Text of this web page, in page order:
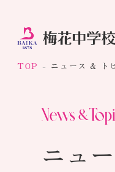
TOP ニュース & ト
ニュ